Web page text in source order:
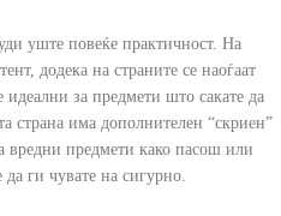
уште повеќе практичност. На
додека на страните се наоѓаат
за предмети што сакате да
страна има дополнителен “скриен”
вредни предмети како пасош или
ги чувате на сигурно.